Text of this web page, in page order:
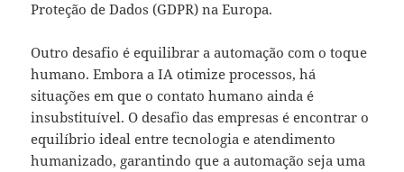
Proteção de Dados (GDPR) na Europa.
Outro desafio é equilibrar a automação com o toque
humano. Embora a IA otimize processos, há
situações em que o contato humano ainda é
insubstituível. O desafio das empresas é encontrar o
equilíbrio ideal entre tecnologia e atendimento
humanizado, garantindo que a automação seja uma